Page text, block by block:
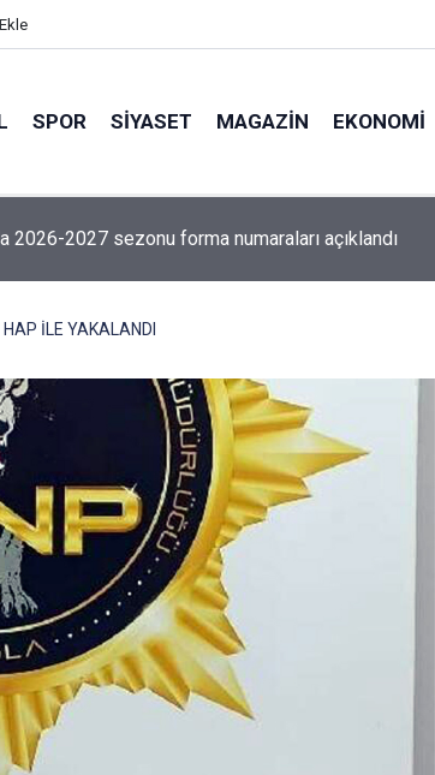
SPOR SIYASET MAGAZIN EKONOMI
2026-2027 sezonu forma numaraları açıklandı
İLE YAKALANDI